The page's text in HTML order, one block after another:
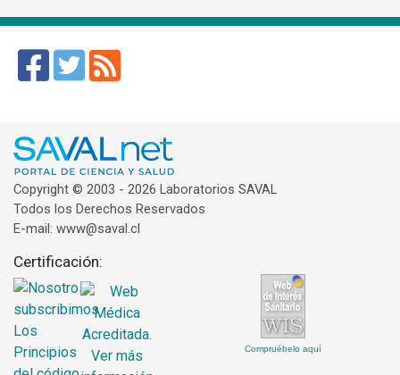
Copyright © 2003 - 2026 Laboratorios SAVAL
Todos los Derechos Reservados
E-mail: www@saval.cl
Certificación:
Compruébelo aquí